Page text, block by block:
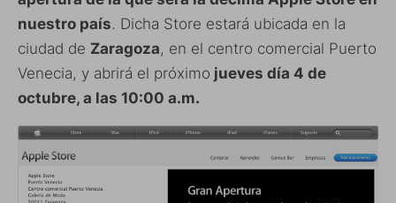
nuestro país. Dicha Store estará ubicada en la
ciudad de Zaragoza, en el centro comercial Puerto
Venecia, y abrirá el próximo jueves día 4 de
octubre, a las 10:00 a.m.